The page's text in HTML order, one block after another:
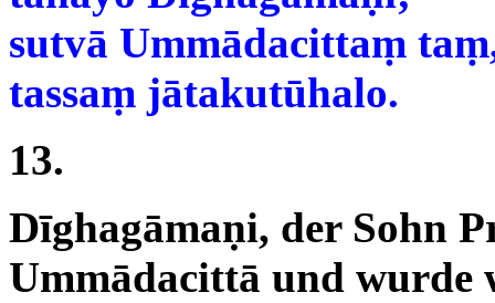
sutvā Ummādacittaṃ
tassaṃ jātakutūhalo.
13.
Dīghagāmaṇi, der Sohn
Ummādacittā und wurde